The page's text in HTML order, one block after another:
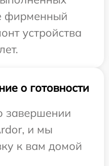
фирменный
устройства
о готовности
и мы
к вам домой